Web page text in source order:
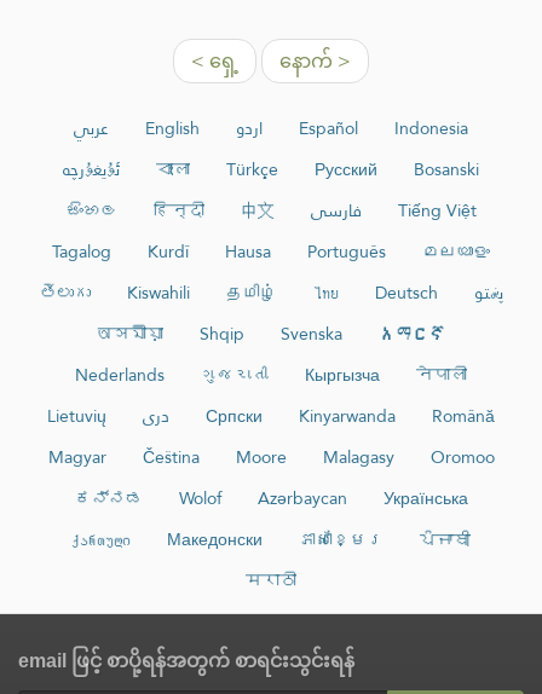
< ရှေ့ နောက် >
عربي English اردو Español
Indonesia
ئۇيغۇرچە
বাংলা Türkçe Русский
Bosanski
සිංහල
हिन्दी 中文 فارسی
Tiếng Việt
Tagalog
Kurdî Hausa Português
മലയാളം
తెలుగు
Kiswahili தமிழ் ไทย Deutsch
پښتو
অসমীয়া
Shqip Svenska
አማርኛ
Nederlands
ગુજરાતી Кыргызча
नेपाली
Lietuvių
دری Српски Kinyarwanda
Română
Magyar
Čeština Moore Malagasy
Oromoo
ಕನ್ನಡ
Wolof Azərbaycan
Українська
ქართული
Македонски ភាសាខ្មែរ
ਪੰਜਾਬੀ
मराठी
email ဖြင့် စာပို့ရန်အတွက် စာရင်းသွင်းရန်